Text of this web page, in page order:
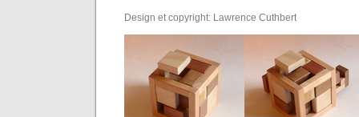
Design et copyright: Lawrence Cuthbert